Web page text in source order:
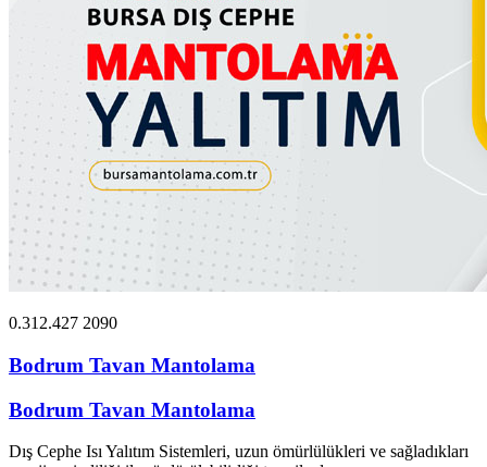
0.312.427 2090
Bodrum Tavan Mantolama
Bodrum Tavan Mantolama
Dış Cephe Isı Yalıtım Sistemleri, uzun ömürlülükleri ve sağladıkları